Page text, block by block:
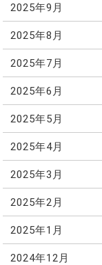
2025年9月
2025年8月
2025年7月
2025年6月
2025年5月
2025年4月
2025年3月
2025年2月
2025年1月
2024年12月